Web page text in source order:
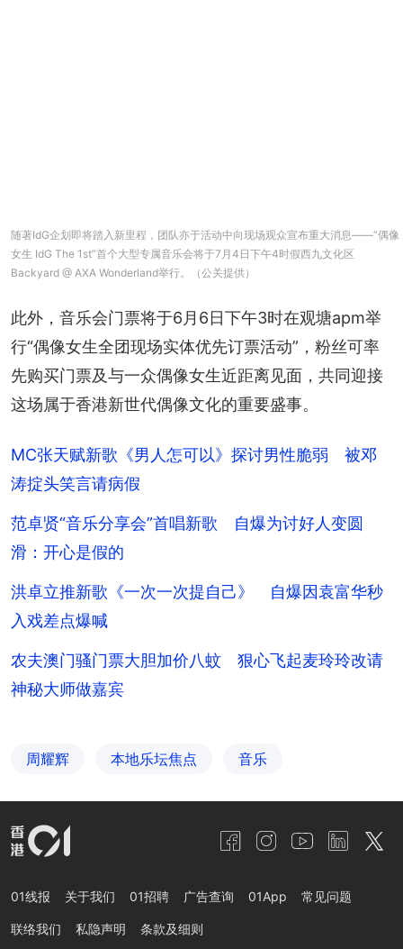
随著IdG企划即将踏入新里程，团队亦于活动中向现场观众宣布重大消息——“偶像
女生 IdG The 1st”首个大型专属音乐会将于7月4日下午4时假西九文化区
Backyard @ AXA Wonderland举行。（公关提供）
此外，音乐会门票将于6月6日下午3时在观塘apm举
行“偶像女生全团现场实体优先订票活动”，粉丝可率
先购买门票及与一众偶像女生近距离见面，共同迎接
这场属于香港新世代偶像文化的重要盛事。
MC张天赋新歌《男人怎可以》探讨男性脆弱 被邓
涛掟头笑言请病假
范卓贤“音乐分享会”首唱新歌 自爆为讨好人变圆
滑：开心是假的
洪卓立推新歌《一次一次提自己》 自爆因袁富华秒
入戏差点爆喊
农夫澳门骚门票大胆加价八蚊 狠心飞起麦玲玲改请
神秘大师做嘉宾
周耀辉 本地乐坛焦点 音乐
01线报 关于我们 01招聘 广告查询 01App 常见问题
联络我们 私隐声明 条款及细则